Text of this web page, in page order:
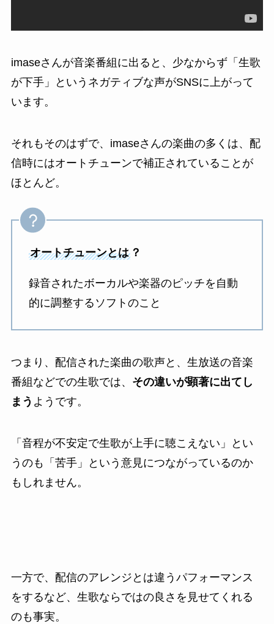
imaseさんが音楽番組に出ると、少なからず「生歌
が下手」というネガティブな声がSNSに上がって
います。
それもそのはずで、imaseさんの楽曲の多くは、配
信時にはオートチューンで補正されていることが
ほとんど。
オートチューンとは？
録音されたボーカルや楽器のピッチを自動
的に調整するソフトのこと
つまり、配信された楽曲の歌声と、生放送の音楽
番組などでの生歌では、 その違いが顕著に出てし
まう ようです。
「音程が不安定で生歌が上手に聴こえない」とい
うのも「苦手」という意見につながっているのか
もしれません。
一方で、配信のアレンジとは違うパフォーマンス
をするなど、生歌ならではの良さを見せてくれる
のも事実。